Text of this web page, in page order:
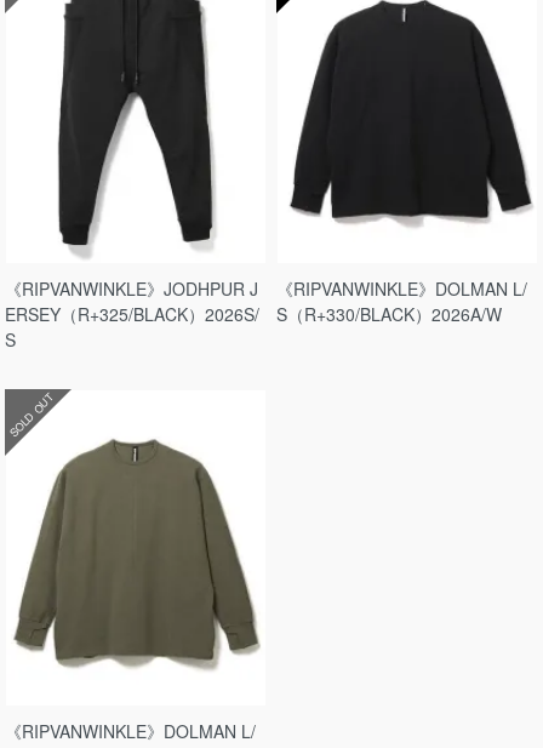
《RIPVANWINKLE》JODHPUR J
ERSEY（R+325/BLACK）2026S/
S
《RIPVANWINKLE》DOLMAN L/
S（R+330/BLACK）2026A/W
SOLD OUT
《RIPVANWINKLE》DOLMAN L/